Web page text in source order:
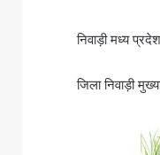
निवाड़ी मध्य
जिला निवाड़ी